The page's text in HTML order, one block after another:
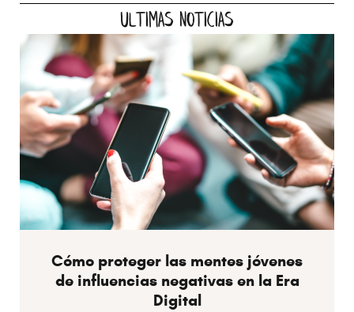
ultimas noticias
Cómo proteger las mentes jóvenes
de influencias negativas en la Era
Digital